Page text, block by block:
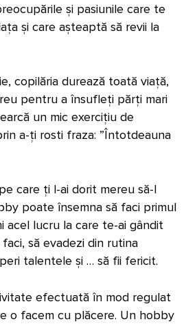
și pasiunile care te
și care așteaptă să revii la
copilăria durează toată viață,
pentru a însufleți părți mari
un mic exercițiu de
a-ți rosti fraza: ”Întotdeauna
care ți l-ai dorit mereu să-l
poate însemna să faci primul
acel lucru la care te-ai gândit
să evadezi din rutina
talentele și … să fii fericit.
efectuată în mod regulat
o facem cu plăcere. Un hobby